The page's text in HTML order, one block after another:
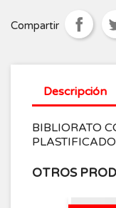
Compartir
Descripción
BIBLIORATO
PLASTIFICADO
OTROS